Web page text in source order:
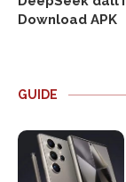
Download APK
GUIDE